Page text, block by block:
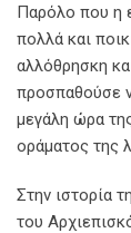
Παρόλο που η
πολλά και
αλλόθρησκη
προσπαθούσε
μεγάλη ώρα
οράματος της
Στην ιστορία
του